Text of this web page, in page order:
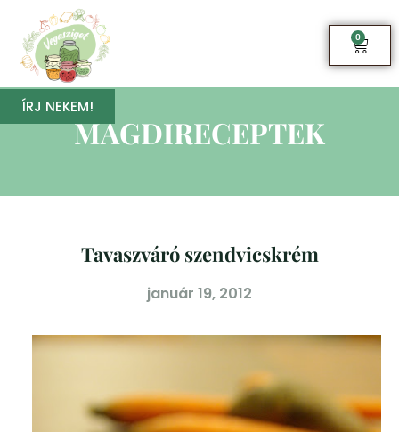
0
ÍRJ NEKEM!
MAGDIRECEPTEK
Tavaszváró szendvicskrém
január 19, 2012